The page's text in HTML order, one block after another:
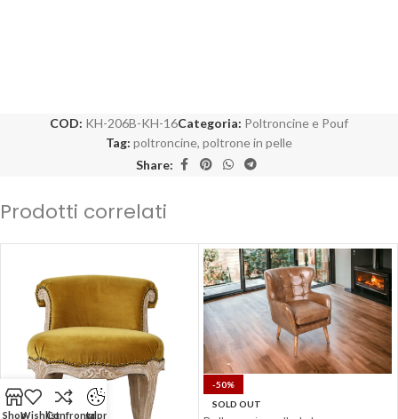
COD: KH-206B-KH-16Categoria: Poltroncine e Pouf
Tag: poltroncine, poltrone in pelle
Share:
Prodotti correlati
-50%
SOLD OUT
ShopWishlistConfrontagdpr